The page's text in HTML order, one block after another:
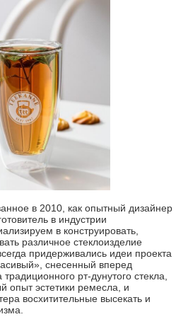
в 2010, как опытный дизайнер
в индустрии
в конструировать,
различное стеклоизделие
придерживались идеи проекта
снесенный вперед
рт-дунутого стекла,
опыт эстетики ремесла, и
восхитительные высекать и